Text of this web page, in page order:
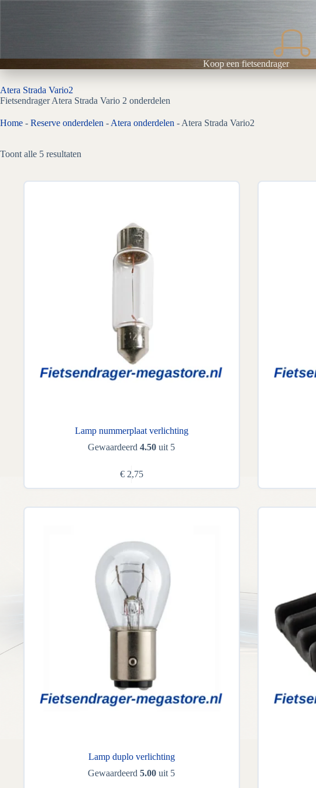
Koop een fietsendrager
Atera Strada Vario2
Fietsendrager Atera Strada Vario 2 onderdelen
Home - Reserve onderdelen - Atera onderdelen - Atera Strada Vario2
Toont alle 5 resultaten
laag
Lamp nummerplaat verlichting
Gewaardeerd4.50 uit 5
€2,75
Lamp duplo verlichting
Gewaardeerd5.00 uit 5